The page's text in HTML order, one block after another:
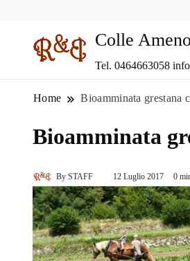
Colle Ameno
Tel. 0464663058
Home Bioamminata grestana
Bioamminata
By STAFF 12 Luglio 2017 0